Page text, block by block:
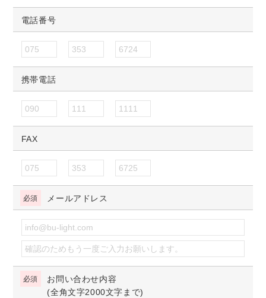
電話番号
携帯電話
FAX
メールアドレス
お問い合わせ内容
(全角文字2000文字まで)